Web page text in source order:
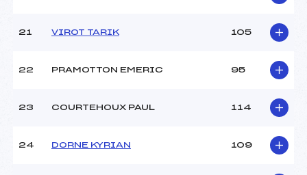
21 VIROT TARIK 105
22 PRAMOTTON EMERIC 95
23 COURTEHOUX PAUL 114
24 DORNE KYRIAN 109